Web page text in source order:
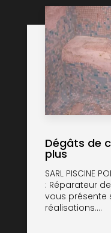
Dégâts de
plus
SARL PISCINE
: Réparateur
vous présente
réalisations....